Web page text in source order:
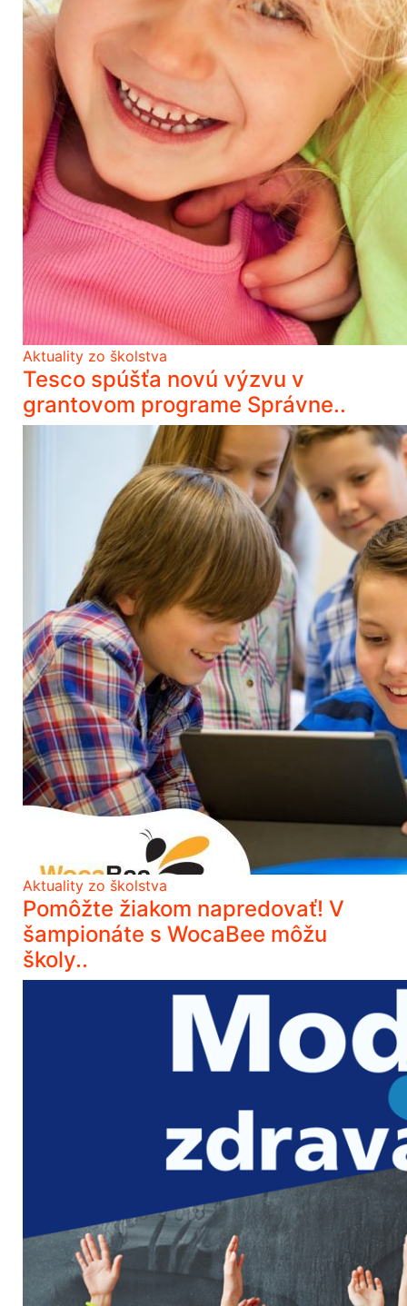
Aktuality zo školstva
Tesco spúšťa novú výzvu v
grantovom programe Správne..
Aktuality zo školstva
Pomôžte žiakom napredovať! V
šampionáte s WocaBee môžu
školy..